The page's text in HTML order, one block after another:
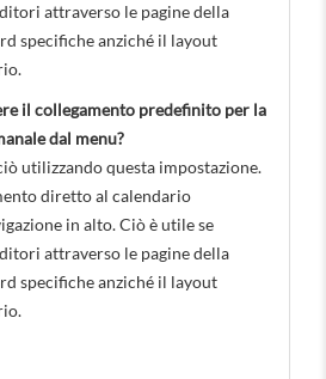
attraverso le pagine della
specifiche anziché il layout
il collegamento predefinito per la
dal menu?
utilizzando questa impostazione.
diretto al calendario
in alto. Ciò è utile se
attraverso le pagine della
specifiche anziché il layout